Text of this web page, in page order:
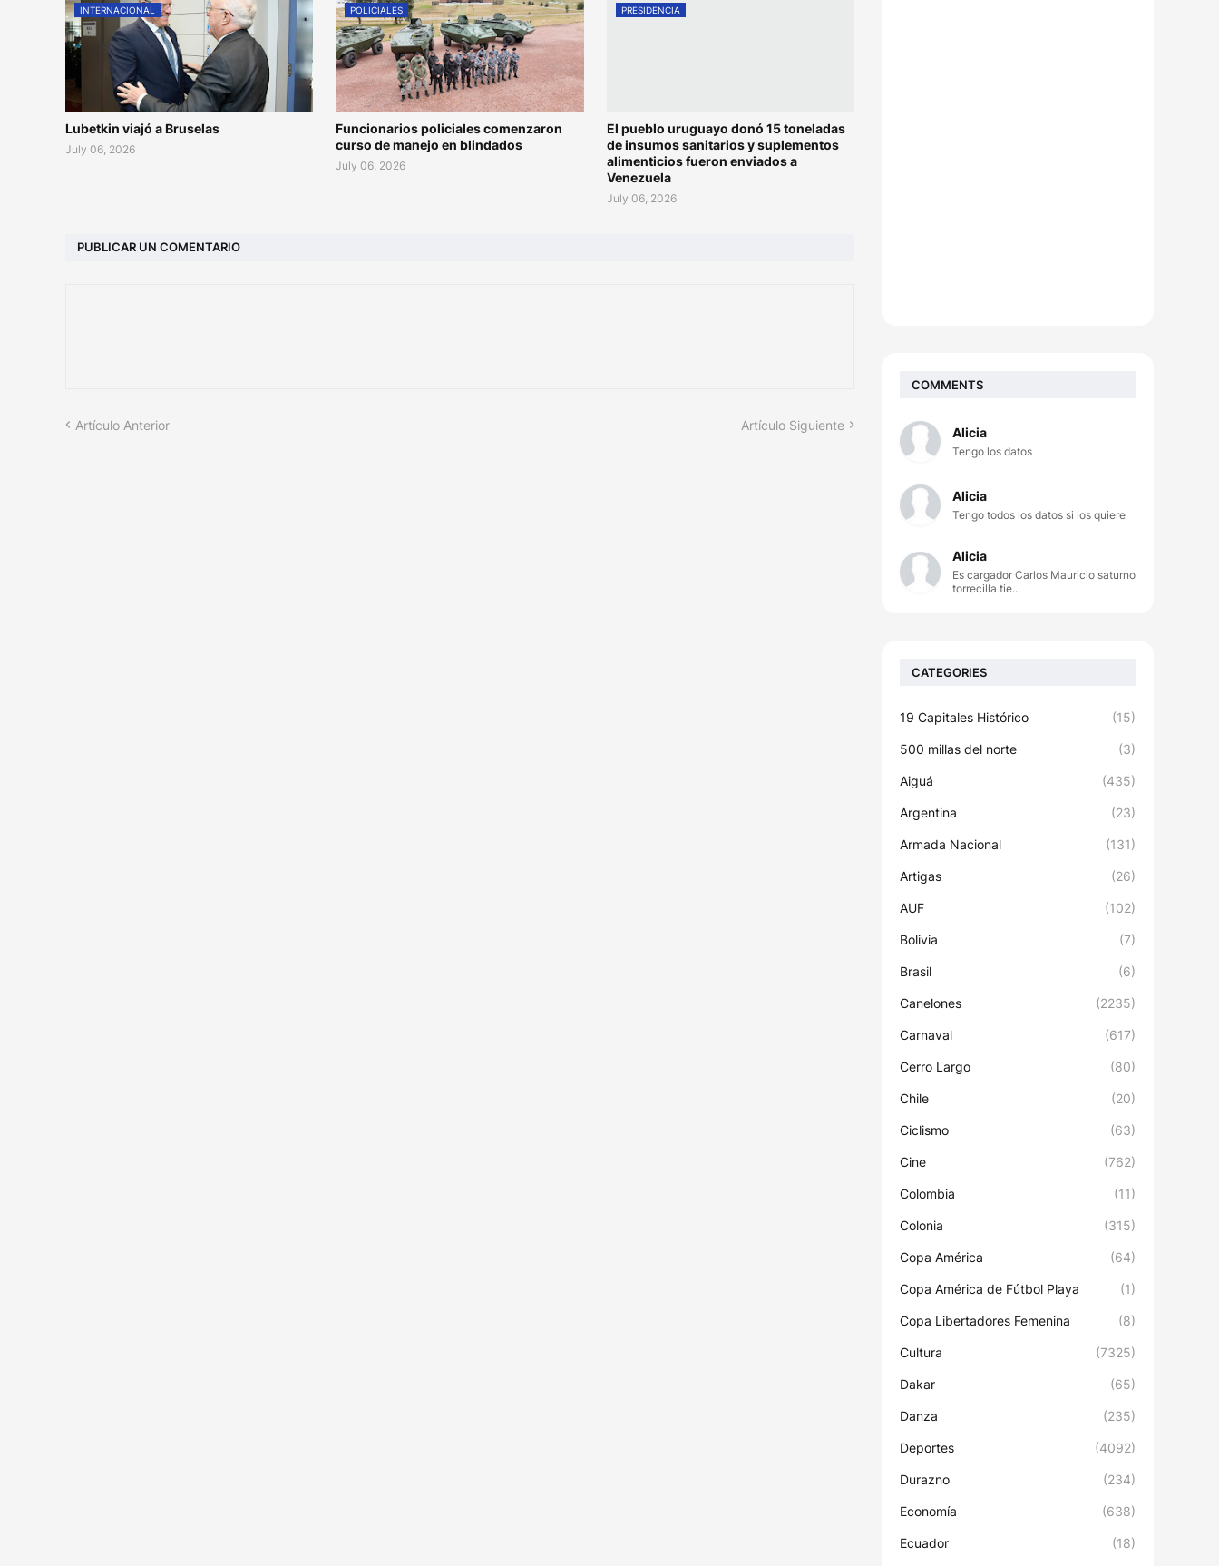
INTERNACIONAL
Lubetkin viajó a Bruselas
July 06, 2026
POLICIALES
Funcionarios policiales comenzaron
curso de manejo en blindados
July 06, 2026
PRESIDENCIA
El pueblo uruguayo donó 15 toneladas
de insumos sanitarios y suplementos
alimenticios fueron enviados a
Venezuela
July 06, 2026
PUBLICAR UN COMENTARIO
Artículo Anterior Artículo Siguiente
COMMENTS
Alicia
Tengo los datos
Alicia
Tengo todos los datos si los quiere
Alicia
Es cargador Carlos Mauricio saturno
torrecilla tie...
CATEGORIES
19 Capitales Histórico (15)
500 millas del norte (3)
Aiguá (435)
Argentina (23)
Armada Nacional (131)
Artigas (26)
AUF (102)
Bolivia (7)
Brasil (6)
Canelones (2235)
Carnaval (617)
Cerro Largo (80)
Chile (20)
Ciclismo (63)
Cine (762)
Colombia (11)
Colonia (315)
Copa América (64)
Copa América de Fútbol Playa (1)
Copa Libertadores Femenina (8)
Cultura (7325)
Dakar (65)
Danza (235)
Deportes (4092)
Durazno (234)
Economía (638)
Ecuador (18)